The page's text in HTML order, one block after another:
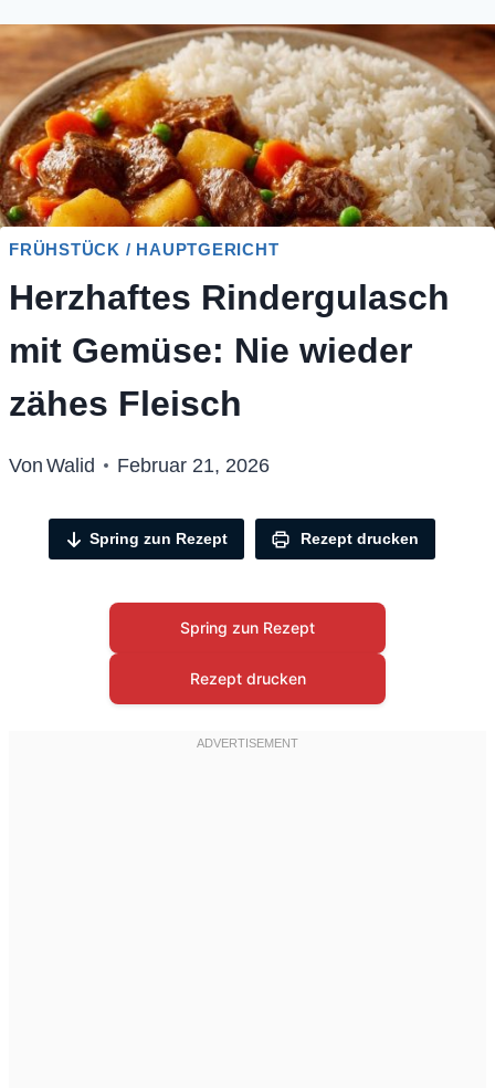
FRÜHSTÜCK / HAUPTGERICHT
Herzhaftes Rindergulasch
mit Gemüse: Nie wieder
zähes Fleisch
Von Walid Februar 21, 2026
Spring zun Rezept Rezept drucken
Spring zun Rezept
Rezept drucken